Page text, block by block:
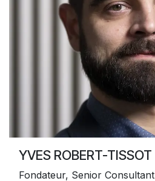
YVES ROBERT-TISSOT
Fondateur, Senior Consultant